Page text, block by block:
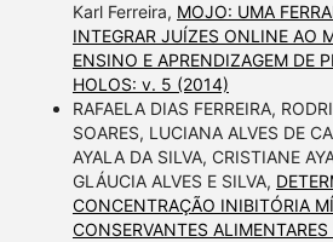
Karl Ferreira, MOJO: UMA
INTEGRAR JUÍZES ONLINE AO
ENSINO E APRENDIZAGEM DE
HOLOS: v. 5 (2014)
RAFAELA DIAS FERREIRA,
SOARES, LUCIANA ALVES DE
AYALA DA SILVA, CRISTIANE
GLÁUCIA ALVES E SILVA,
CONCENTRAÇÃO INIBITÓRIA
CONSERVANTES